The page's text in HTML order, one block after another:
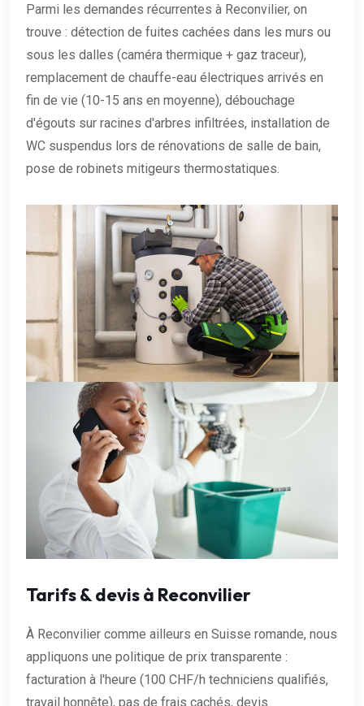
Parmi les demandes récurrentes à Reconvilier, on
trouve : détection de fuites cachées dans les murs ou
sous les dalles (caméra thermique + gaz traceur),
remplacement de chauffe-eau électriques arrivés en
fin de vie (10-15 ans en moyenne), débouchage
d'égouts sur racines d'arbres infiltrées, installation de
WC suspendus lors de rénovations de salle de bain,
pose de robinets mitigeurs thermostatiques.
Tarifs & devis à Reconvilier
À Reconvilier comme ailleurs en Suisse romande, nous
appliquons une politique de prix transparente :
facturation à l'heure (100 CHF/h techniciens qualifiés,
travail honnête), pas de frais cachés, devis